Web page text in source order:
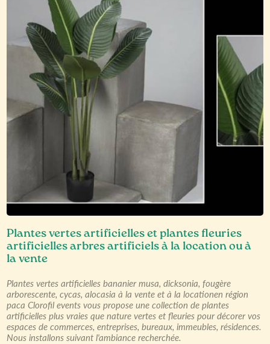
Plantes vertes artificielles et plantes fleuries
artificielles arbres artificiels à la location ou à
la vente
Plantes vertes artificielles bananier musa, dicksonia, fougère
arborescente, cycas, alocasia à la vente et à la locationen région
paca Clorofil events vous propose une collection de plantes
artificielles plus vraies que nature vertes et fleuries pour décorer vos
espaces de commerces, entreprises, bureaux, immeubles, résidences.
Nous installons suivant l'ambiance recherchée.